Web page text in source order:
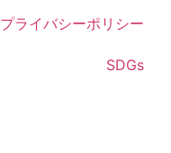
プライバシーポリシー
SDGs